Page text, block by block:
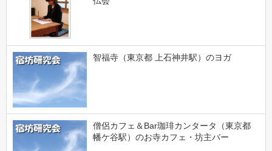
智福寺（東京都 上石神井駅）のヨガ
僧侶カフェ＆Bar珈琲カンタータ（東京都
幡ケ谷駅）のお寺カフェ・坊主バー